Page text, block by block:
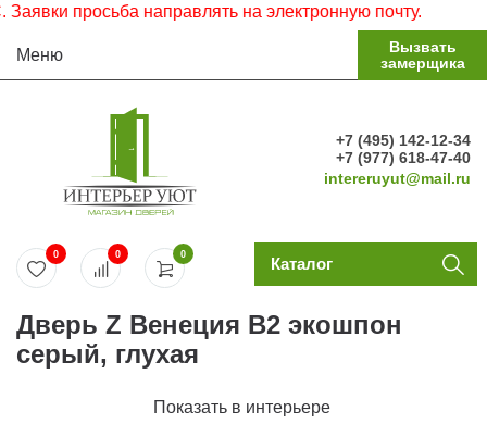
просьба направлять на электронную почту.
Меню
Вызвать
замерщика
+7 (495) 142-12-34
+7 (977) 618-47-40
intereruyut@mail.ru
0
0 0 Каталог
Дверь Z Венеция В2 экошпон
серый, глухая
Показать в интерьере